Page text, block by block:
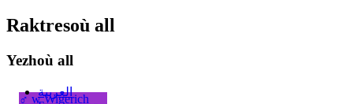
♂ w Wigerich
Raktresoù all
Yezhoù all
العربية